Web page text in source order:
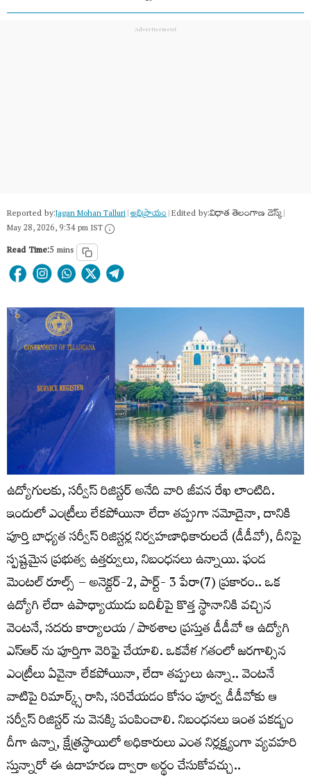
Reported by:Jagan Mohan Talluri|అభిప్రాయం|Edited by:విధాత తెలంగాణ డెస్క్|
May 28, 2026, 9:34 pm IST
Read Time:5 mins
ఉద్యోగులకు, సర్వీస్ రిజిస్టర్ అనేది వారి జీవన రేఖ లాంటిది.
ఇందులో ఎంట్రీలు లేకపోయినా లేదా తప్పుగా నమోదైనా, దానికి
పూర్తి బాధ్యత సర్వీస్ రిజిస్టర్ల నిర్వహణాధికారులదే (డీడీవో), దీనిపై
స్పష్టమైన ప్రభుత్వ ఉత్తర్వులు, నిబంధనలు ఉన్నాయి. ఫండ
మెంటల్ రూల్స్ – అనెక్టర్-2, పార్ట్- 3 పేరా(7) ప్రకారం.. ఒక
ఉద్యోగి లేదా ఉపాధ్యాయుడు బదిలీపై కొత్త స్థానానికి వచ్చిన
వెంటనే, సదరు కార్యాలయ / పాఠశాల ప్రస్తుత డీడీవో ఆ ఉద్యోగి
ఎస్ఆర్ ను పూర్తిగా వెరిఫై చేయాలి. ఒకవేళ గతంలో జరగాల్సిన
ఎంట్రీలు ఏవైనా లేకపోయినా, లేదా తప్పులు ఉన్నా.. వెంటనే
వాటిపై రిమార్క్స్ రాసి, సరిచేయడం కోసం పూర్వ డీడీవోకు ఆ
సర్వీస్ రిజిస్టర్ ను వెనక్కి పంపించాలి. నిబంధనలు ఇంత పకడ్బం
దీగా ఉన్నా, క్షేత్రస్థాయిలో అధికారులు ఎంత నిర్లక్ష్యంగా వ్యవహరి
స్తున్నారో ఈ ఉదాహరణ ద్వారా అర్థం చేసుకోవచ్చు..